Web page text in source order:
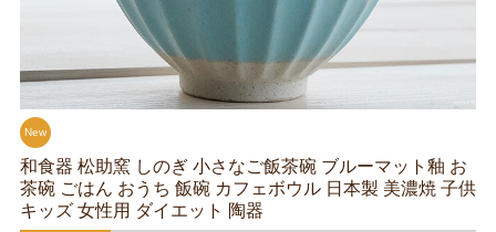
New
和食器 松助窯 しのぎ 小さなご飯茶碗 ブルーマット釉 お
茶碗 ごはん おうち 飯碗 カフェボウル 日本製 美濃焼 子供
キッズ 女性用 ダイエット 陶器